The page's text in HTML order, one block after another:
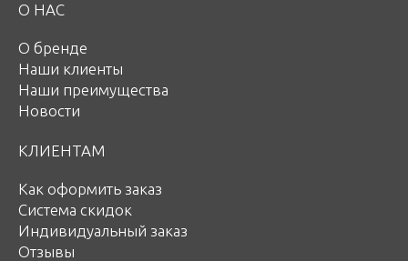
О НАС
О бренде
Наши клиенты
Наши преимущества
Новости
КЛИЕНТАМ
Как оформить заказ
Система скидок
Индивидуальный заказ
Отзывы